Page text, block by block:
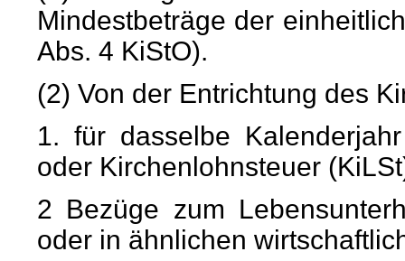
Mindestbeträge der
Abs. 4 KiStO).
(2) Von der Entrichtung des
1. für dasselbe
oder Kirchenlohnsteuer
2 Bezüge zum
oder in ähnlichen